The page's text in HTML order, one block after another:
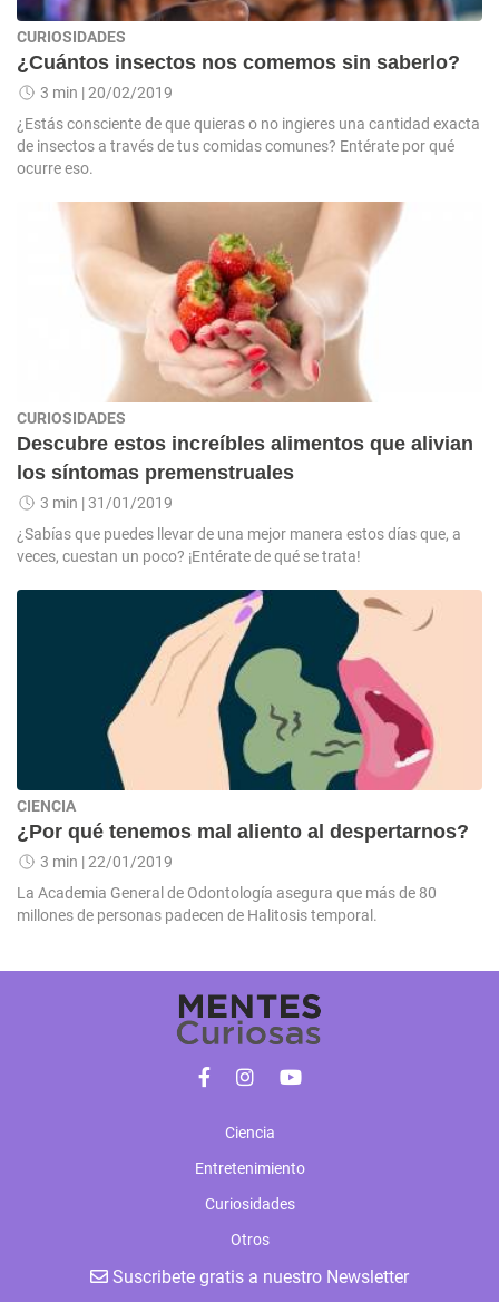
CURIOSIDADES
¿Cuántos insectos nos comemos sin saberlo?
3 min | 20/02/2019
¿Estás consciente de que quieras o no ingieres una cantidad exacta
de insectos a través de tus comidas comunes? Entérate por qué
ocurre eso.
CURIOSIDADES
Descubre estos increíbles alimentos que alivian
los síntomas premenstruales
3 min | 31/01/2019
¿Sabías que puedes llevar de una mejor manera estos días que, a
veces, cuestan un poco? ¡Entérate de qué se trata!
CIENCIA
¿Por qué tenemos mal aliento al despertarnos?
3 min | 22/01/2019
La Academia General de Odontología asegura que más de 80
millones de personas padecen de Halitosis temporal.
Ciencia
Entretenimiento
Curiosidades
Otros
Suscribete gratis a nuestro Newsletter